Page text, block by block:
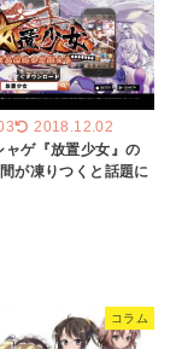
2018.12.02
ャゲ『放置少女』の
が凍りつくと話題に
コラム